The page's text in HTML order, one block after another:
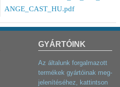
ANGE_CAST_HU.pdf
GYÁRTÓINK
Az általunk forgalmazott
termékek gyártóinak meg-
jelenítéséhez, kattintson